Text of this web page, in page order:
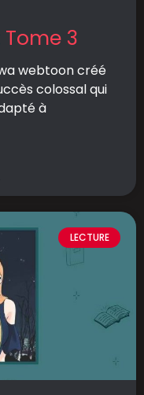
3
webtoon créé
colossal qui
à
LECTURE